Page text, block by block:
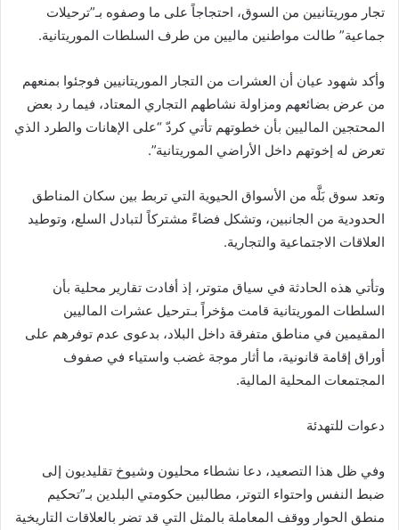
تجار موريتانيين من السوق، احتجاجاً على ما وصفوه بـ”ترحيلات
جماعية” طالت مواطنين ماليين من طرف السلطات الموريتانية.
وأكد شهود عيان أن العشرات من التجار الموريتانيين فوجئوا بمنعهم
من عرض بضائعهم ومزاولة نشاطهم التجاري المعتاد، فيما رد بعض
المحتجين الماليين بأن خطوتهم تأتي كردّ “على الإهانات والطرد الذي
تعرض له إخوتهم داخل الأراضي الموريتانية”.
وتعد سوق بَلَّه من الأسواق الحيوية التي تربط بين سكان المناطق
الحدودية من الجانبين، وتشكل فضاءً مشتركاً لتبادل السلع، وتوطيد
العلاقات الاجتماعية والتجارية.
وتأتي هذه الحادثة في سياق متوتر، إذ أفادت تقارير محلية بأن
السلطات الموريتانية قامت مؤخراً بـترحيل عشرات الماليين
المقيمين في مناطق متفرقة داخل البلاد، بدعوى عدم توفرهم على
أوراق إقامة قانونية، ما أثار موجة غضب واستياء في صفوف
المجتمعات المحلية المالية.
دعوات للتهدئة
وفي ظل هذا التصعيد، دعا نشطاء محليون وشيوخ تقليديون إلى
ضبط النفس واحتواء التوتر، مطالبين حكومتي البلدين بـ”تحكيم
منطق الحوار ووقف المعاملة بالمثل التي قد تضر بالعلاقات التاريخية